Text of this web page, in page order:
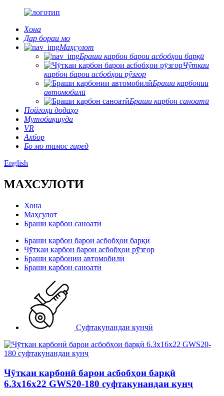
Хона
Дар бораи мо
Маҳсулот
Браши карбон барои асбобҳои барқӣ
Чӯткаи
карбон барои асбобҳои рӯзгор
Браши карбонии
автомобилӣ
Браши карбон саноатӣ
Пойгоҳи додаҳо
Мутобиқшуда
VR
Ахбор
Бо мо тамос гиред
English
МАХСУЛОТИ
Хона
Маҳсулот
Браши карбон саноатӣ
Браши карбон барои асбобҳои барқӣ
Чӯткаи карбон барои асбобҳои рӯзгор
Браши карбонии автомобилӣ
Браши карбон саноатӣ
Суфтакунандаи кунҷӣ
Чӯткаи карбонӣ барои асбобҳои барқӣ
6.3x16x22 GWS20-180 суфтакунандаи кунҷ